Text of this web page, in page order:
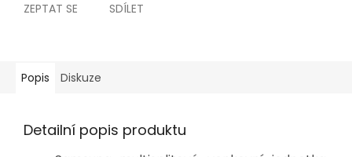
ZEPTAT SE SDÍLET
Popis Diskuze
Detailní popis produktu